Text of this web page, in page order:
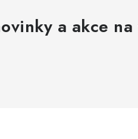
r
a akce na